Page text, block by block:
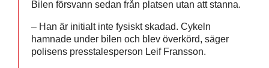
Bilen försvann sedan från platsen utan att stanna.
– Han är initialt inte fysiskt skadad. Cykeln
hamnade under bilen och blev överkörd, säger
polisens presstalesperson Leif Fransson.